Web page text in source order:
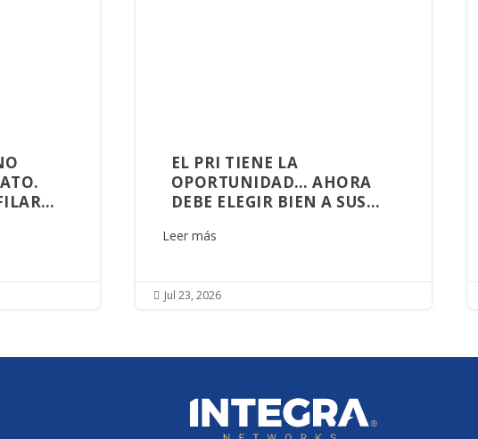
EL PRI TIENE LA
OPORTUNIDAD… AHORA
DEBE ELEGIR BIEN A SUS
Leer más
 Jul 23, 2026